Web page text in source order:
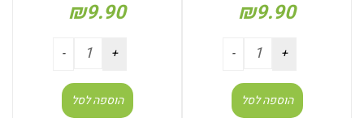
₪9.90
הוספה לסל
₪9.90
הוספה לסל